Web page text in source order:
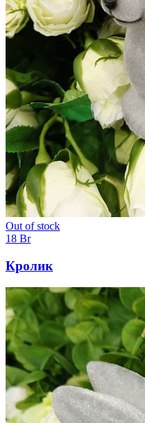
Out of stock
18 Br
Кролик